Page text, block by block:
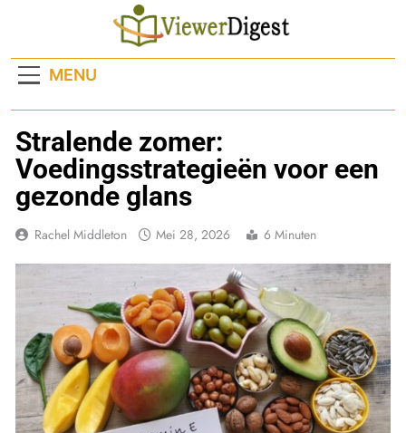
inhoud MENU
Stralende zomer:
Voedingsstrategieën voor een
gezonde glans
Rachel Middleton Mei 28, 2026 6 Minuten